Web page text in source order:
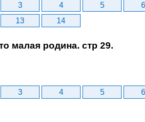
3 4 5 6
13 14
малая родина. стр 29.
3 4 5 6